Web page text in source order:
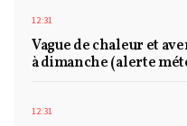
12:31
Vague de chaleur et
à dimanche (alerte
12:31